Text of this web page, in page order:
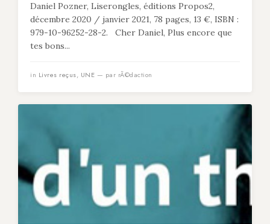
Daniel Pozner, Liserongles, éditions Propos2,
décembre 2020 / janvier 2021, 78 pages, 13 €, ISBN :
979-10-96252-28-2. Cher Daniel, Plus encore que
tes bons...
in Livres reçus, UNE — par rÃ©daction